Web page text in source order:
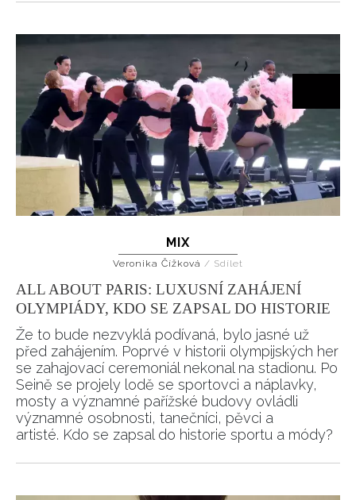
MIX
Veronika Čížková / Sdílet
ALL ABOUT PARIS: LUXUSNÍ ZAHÁJENÍ
OLYMPIÁDY, KDO SE ZAPSAL DO HISTORIE
Že to bude nezvyklá podívaná, bylo jasné už
před zahájením. Poprvé v historii olympijských her
se zahajovací ceremoniál nekonal na stadionu. Po
Seině se projely lodě se sportovci a náplavky,
mosty a významné pařížské budovy ovládli
významné osobnosti, tanečníci, pěvci a
artisté. Kdo se zapsal do historie sportu a módy?